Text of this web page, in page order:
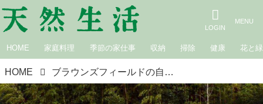
HOME 家庭料理 季節の家仕事 収納 掃除 健康 花と緑
HOME ブラウンズフィールドの自給自足からうまれたランチコース | アラサー女子のまるごとケア